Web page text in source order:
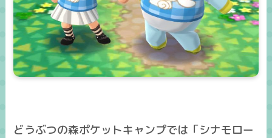
どうぶつの森ポケットキャンプでは「シナモロー